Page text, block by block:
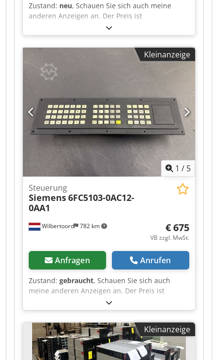
Zustand: neu, Schauen Sie sich auch meine
anderen Anzeigen an. Der Preis ist
verhandelbar. Dedpfsztcdiex Afrekr
Kleinanzeige
1 / 5
Wilbertoord 782 km
Steuerung
Siemens6FC5103-0AC12-
0AA1
€ 675
VB zzgl. MwSt.
Anfragen Anrufen
Zustand: gebraucht, Schauen Sie sich auch
meine anderen Anzeigen an. Der Preis ist
verhandelbar. Dsdpfjztcadox Afrokr
Kleinanzeige